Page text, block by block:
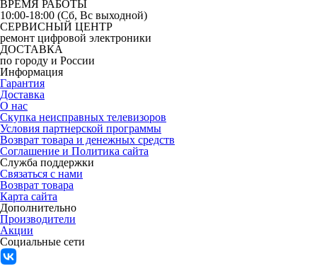
ВРЕМЯ РАБОТЫ
10:00-18:00 (Сб, Вс выходной)
СЕРВИСНЫЙ ЦЕНТР
ремонт цифровой электроники
ДОСТАВКА
по городу и России
Информация
Гарантия
Доставка
О нас
Скупка неисправных телевизоров
Условия партнерской программы
Возврат товара и денежных средств
Соглашение и Политика сайта
Служба поддержки
Связаться с нами
Возврат товара
Карта сайта
Дополнительно
Производители
Акции
Социальные сети